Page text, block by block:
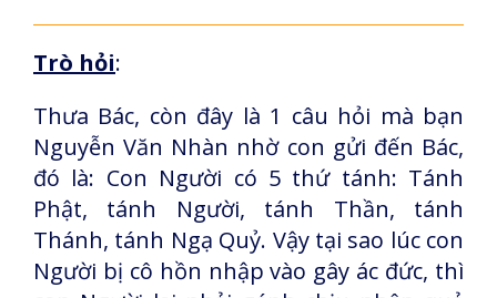
Trò hỏi:
Thưa Bác, còn đây là 1 câu hỏi mà bạn
Nguyễn Văn Nhàn nhờ con gửi đến Bác,
đó là: Con Người có 5 thứ tánh: Tánh
Phật, tánh Người, tánh Thần, tánh
Thánh, tánh Ngạ Quỷ. Vậy tại sao lúc con
Người bị cô hồn nhập vào gây ác đức, thì